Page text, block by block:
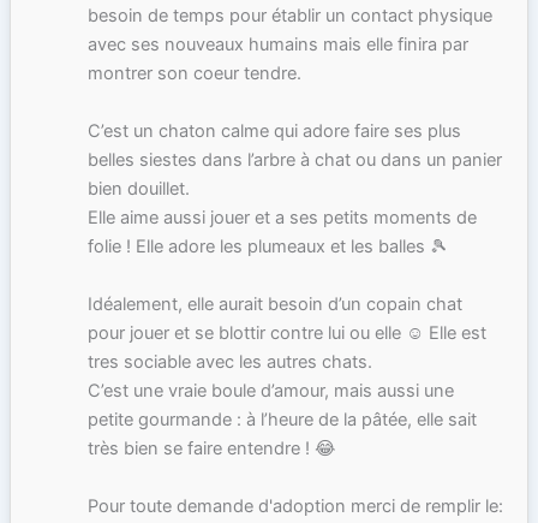
besoin de temps pour établir un contact physique
avec ses nouveaux humains mais elle finira par
montrer son coeur tendre.
C’est un chaton calme qui adore faire ses plus
belles siestes dans l’arbre à chat ou dans un panier
bien douillet.
Elle aime aussi jouer et a ses petits moments de
folie ! Elle adore les plumeaux et les balles 🎾
Idéalement, elle aurait besoin d’un copain chat
pour jouer et se blottir contre lui ou elle ☺ Elle est
tres sociable avec les autres chats.
C’est une vraie boule d’amour, mais aussi une
petite gourmande : à l’heure de la pâtée, elle sait
très bien se faire entendre ! 😂
Pour toute demande d'adoption merci de remplir le: